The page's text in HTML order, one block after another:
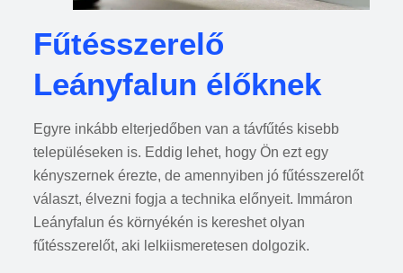
Fűtésszerelő
Leányfalun élőknek
Egyre inkább elterjedőben van a távfűtés kisebb
településeken is. Eddig lehet, hogy Ön ezt egy
kényszernek érezte, de amennyiben jó fűtésszerelőt
választ, élvezni fogja a technika előnyeit. Immáron
Leányfalun és környékén is kereshet olyan
fűtésszerelőt, aki lelkiismeretesen dolgozik.